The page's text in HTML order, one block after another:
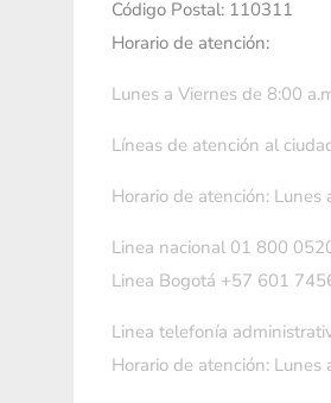
Código Postal: 110311
Horario de atención:
Lunes a Viernes de 8:00
Líneas de atención al
Horario de atención:
Linea nacional 01 800
Linea Bogotá +57 601
Linea telefonía
Horario de atención: